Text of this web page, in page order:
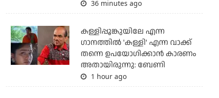
36 minutes ago
കള്ളിപ്പൂങ്കുയിലേ എന്ന
ഗാനത്തിൽ 'കള്ളി' എന്ന വാക്ക്
തന്നെ ഉപയോഗിക്കാൻ കാരണം
അതായിരുന്നു: ബേണി
1 hour ago